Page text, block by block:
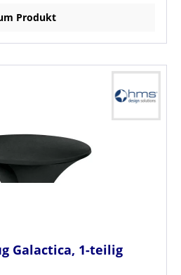
Produkt
Galactica, 1-teilig